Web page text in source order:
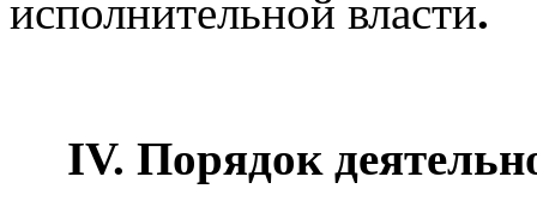
исполнительной власти.
IV. Порядок